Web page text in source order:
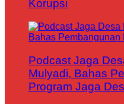
Korupsi
Podcast Jaga
Mulyadi, Bahas
Program Jaga